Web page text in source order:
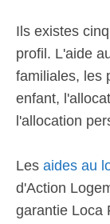
Ils existes
profil. L'aide
familiales, les
enfant,
l'allocation
Les aides au
d'Action
garantie Loca